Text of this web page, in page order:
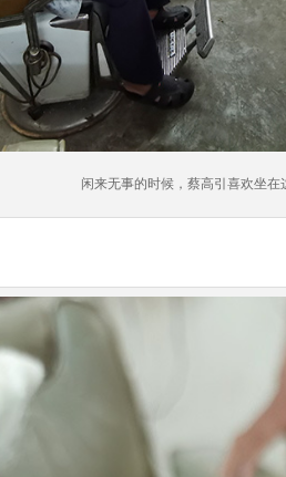
闲来无事的时候，蔡高引喜欢坐在